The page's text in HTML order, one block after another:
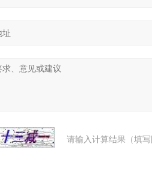
请输入计算结果（填